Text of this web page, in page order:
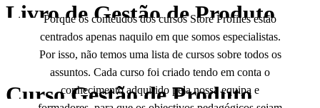
Management
Livro de Gestão de Produto
Curso Gestão de Produto
Porque os conteúdos dos cursos Store Profiles estão
centrados apenas naquilo em que somos especialistas.
Por isso, não temos uma lista de cursos sobre todos os
assuntos. Cada curso foi criado tendo em conta o
conhecimento adquirido pela nossa equipa e